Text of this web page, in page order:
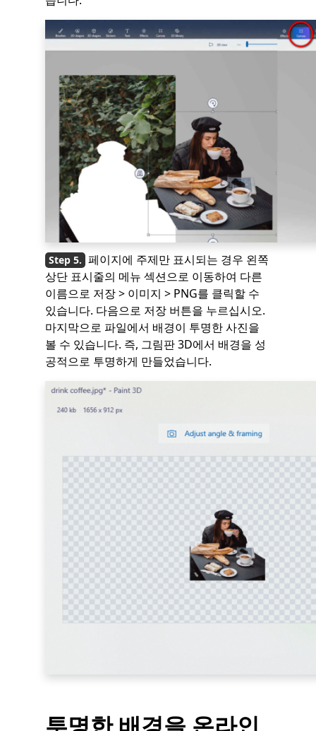
페이지에 주제만 표시되는 경우 왼쪽
상단 표시줄의 메뉴 섹션으로 이동하여 다른
이름으로 저장 > 이미지 > PNG를 클릭할 수
있습니다. 다음으로 저장 버튼을 누르십시오.
마지막으로 파일에서 배경이 투명한 사진을
볼 수 있습니다. 즉, 그림판 3D에서 배경을 성
공적으로 투명하게 만들었습니다.